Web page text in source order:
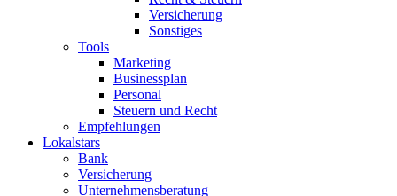
Versicherung
Sonstiges
Tools
Marketing
Businessplan​
Personal
Steuern und Recht
Empfehlungen
Lokalstars
Bank
Versicherung
Unternehmensberatung